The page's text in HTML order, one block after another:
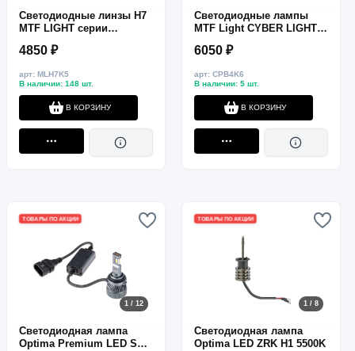
Светодиодные линзы H7
MTF LIGHT серии
6000K, 4000LM
4850 ₽
арт: MLH7K5
В наличии: 148 шт.
В КОРЗИНУ
Светодиодные лампы
MTF Light CYBER LIGHT
6500 лм, 65 Вт, комплект
6050 ₽
арт: CPB4K6
В наличии: 5 шт.
В КОРЗИНУ
ТОВАРЫ ПО АКЦИИ
1 / 12
Светодиодная лампа
Optima Premium LED SRT
ТОВАРЫ ПО АКЦИИ
1 / 8
Светодиодная лампа
Optima LED ZRK H1 5500K